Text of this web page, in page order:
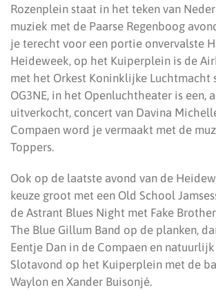
Rozenplein staat in het teken van
muziek met de Paarse Regenboog
je terecht voor een portie onvervalste
Heideweek, op het Kuiperplein is de
met het Orkest Koninklijke Luchtmacht
OG3NE, in het Openluchtheater is een,
uitverkocht, concert van Davina
Compaen word je vermaakt met de
Toppers.
Ook op de laatste avond van de
keuze groot met een Old School
de Astrant Blues Night met Fake
The Blue Gillum Band op de planken,
Eentje Dan in de Compaen en
Slotavond op het Kuiperplein met de
Waylon en Xander Buisonjé.